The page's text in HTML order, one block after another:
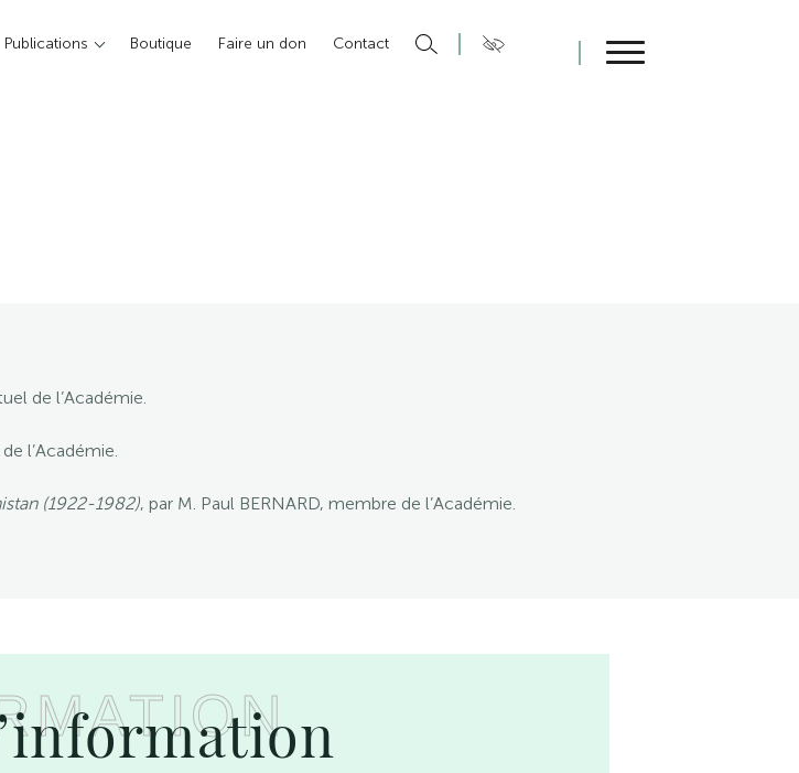
Publications Boutique Faire un don
Contact
de l’Académie.
l’Académie.
(1922-1982), par M. Paul BERNARD, membre de l’Académie.